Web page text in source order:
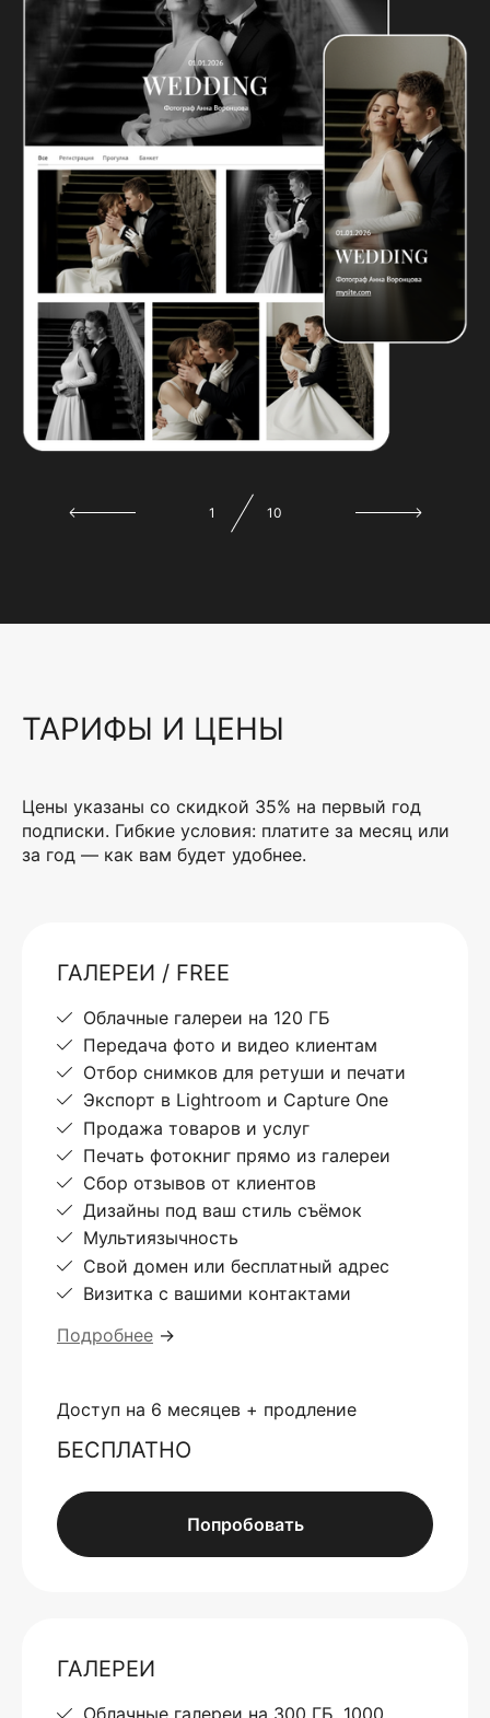
1 10
ТАРИФЫ И ЦЕНЫ
Цены указаны со скидкой 35% на первый год
подписки. Гибкие условия: платите за месяц или
за год — как вам будет удобнее.
ГАЛЕРЕИ / FREE
Облачные галереи на 120 ГБ
Передача фото и видео клиентам
Отбор снимков для ретуши и печати
Экспорт в Lightroom и Capture One
Продажа товаров и услуг
Печать фотокниг прямо из галереи
Сбор отзывов от клиентов
Дизайны под ваш стиль съёмок
Мультиязычность
Свой домен или бесплатный адрес
Визитка с вашими контактами
Подробнее →
Доступ на 6 месяцев + продление
БЕСПЛАТНО
Попробовать
ГАЛЕРЕИ
Облачные галереи на 300 ГБ, 1000